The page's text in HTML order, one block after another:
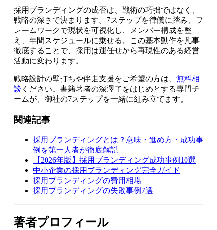
採用ブランディングの成否は、戦術の巧拙ではなく、
戦略の深さで決まります。7ステップを律儀に踏み、フ
レームワークで現状を可視化し、メンバー構成を整
え、年間スケジュールに乗せる。この基本動作を凡事
徹底することで、採用は運任せから再現性のある経営
活動に変わります。
戦略設計の壁打ちや伴走支援をご希望の方は、 無料相
談 ください。書籍著者の深澤了をはじめとする専門チ
ームが、御社の7ステップを一緒に組み立てます。
関連記事
採用ブランディングとは？意味・進め方・成功事
例を第一人者が徹底解説
【2026年版】採用ブランディング成功事例10選
中小企業の採用ブランディング完全ガイド
採用ブランディングの費用相場
採用ブランディングの失敗事例7選
著者プロフィール